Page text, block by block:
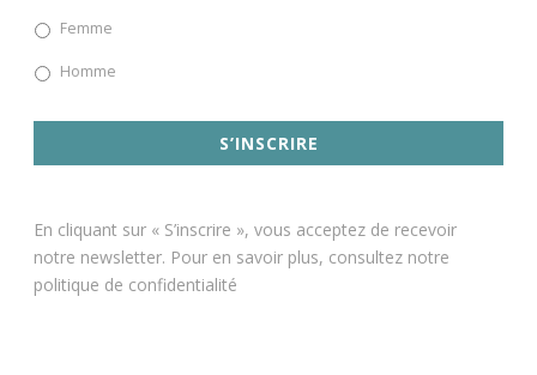
Femme
Homme
En cliquant sur « S’inscrire », vous acceptez de recevoir
notre newsletter. Pour en savoir plus, consultez notre
politique de confidentialité